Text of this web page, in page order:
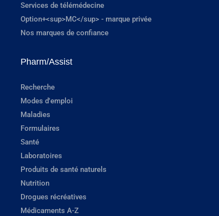
Services de télémédecine
Option+<sup>MC</sup> - marque privée
Nos marques de confiance
Pharm/Assist
Recherche
Modes d'emploi
Maladies
Formulaires
Santé
Laboratoires
Produits de santé naturels
Nutrition
Drogues récréatives
Médicaments A-Z